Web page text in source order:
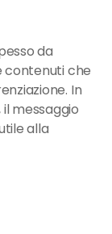
da
contenuti che
In
messaggio
alla